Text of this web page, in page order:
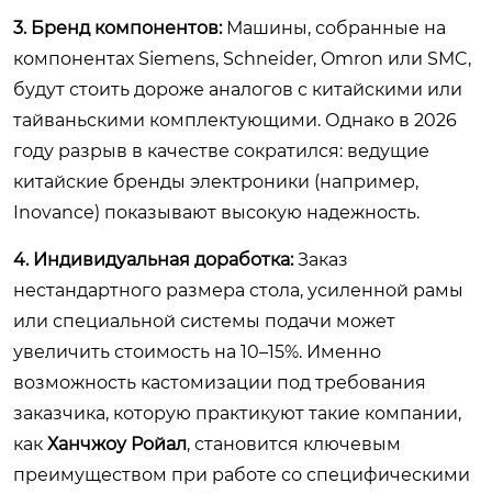
3. Бренд компонентов:Машины, собранные на
компонентах Siemens, Schneider, Omron или SMC,
будут стоить дороже аналогов с китайскими или
тайваньскими комплектующими. Однако в 2026
году разрыв в качестве сократился: ведущие
китайские бренды электроники (например,
Inovance) показывают высокую надежность.
4. Индивидуальная доработка:Заказ
нестандартного размера стола, усиленной рамы
или специальной системы подачи может
увеличить стоимость на 10–15%. Именно
возможность кастомизации под требования
заказчика, которую практикуют такие компании,
как Ханчжоу Ройал, становится ключевым
преимуществом при работе со специфическими